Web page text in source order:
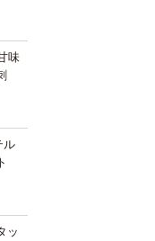
味
ル
ッ